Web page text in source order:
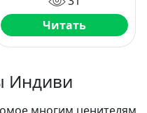
Читать
Индиви